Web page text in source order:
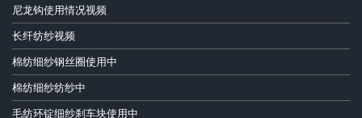
尼龙钩使用情况视频
长纤纺纱视频
棉纺细纱钢丝圈使用中
棉纺细纱纺纱中
毛纺环锭细纱刹车块使用中